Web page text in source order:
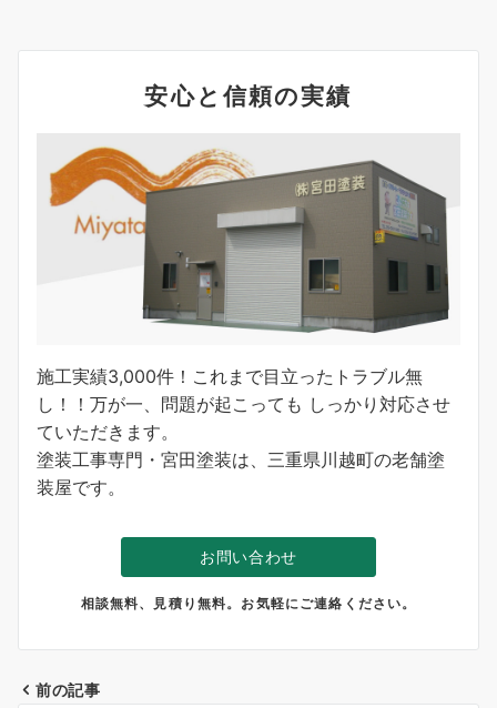
安心と信頼の実績
施工実績3,000件！これまで目立ったトラブル無
し！！万が一、問題が起こっても しっかり対応させ
ていただきます。
塗装工事専門・宮田塗装は、三重県川越町の老舗塗
装屋です。
お問い合わせ
相談無料、見積り無料。お気軽にご連絡ください。
前の記事